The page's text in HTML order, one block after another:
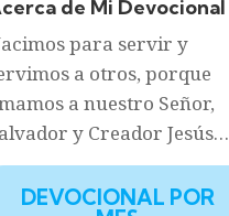
de Mi Devocional
para servir y
a otros, porque
a nuestro Señor,
y Creador Jesús…
DEVOCIONAL POR